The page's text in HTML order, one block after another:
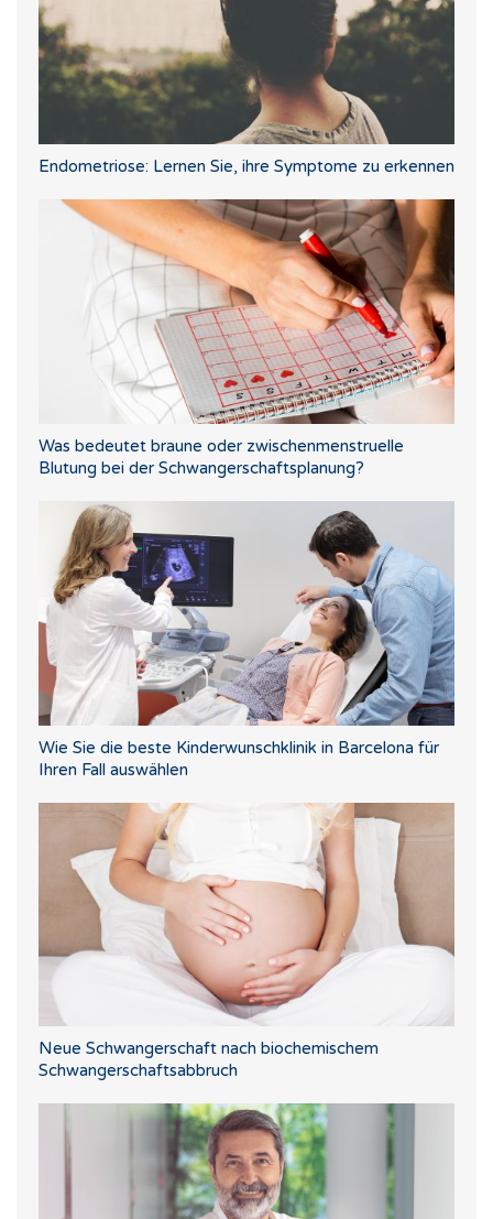
Endometriose: Lernen Sie, ihre Symptome zu erkennen
Was bedeutet braune oder zwischenmenstruelle
Blutung bei der Schwangerschaftsplanung?
Wie Sie die beste Kinderwunschklinik in Barcelona für
Ihren Fall auswählen
Neue Schwangerschaft nach biochemischem
Schwangerschaftsabbruch